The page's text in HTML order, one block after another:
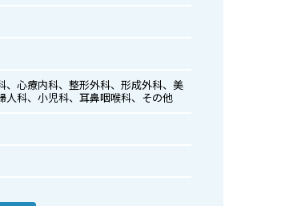
心療内科、整形外科、形成外科、美
科、小児科、耳鼻咽喉科、その他